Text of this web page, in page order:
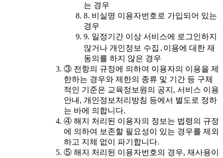
는 경우
8. 비실명 이용자번호로 가입되어 있는
경우
9. 일정기간 이상 서비스에 로그인하지
않거나 개인정보 수집․이용에 대한 재
동의를 하지 않은 경우
③ 전항의 규정에 의하여 이용자의 이용을 제
한하는 경우와 제한의 종류 및 기간 등 구체
적인 기준은 교육정보원의 공지, 서비스 이용
안내, 개인정보처리방침 등에서 별도로 정하
는 바에 의합니다.
④ 해지 처리된 이용자의 정보는 법령의 규정
에 의하여 보존할 필요성이 있는 경우를 제외
하고 지체 없이 파기합니다.
⑤ 해지 처리된 이용자번호의 경우, 재사용이